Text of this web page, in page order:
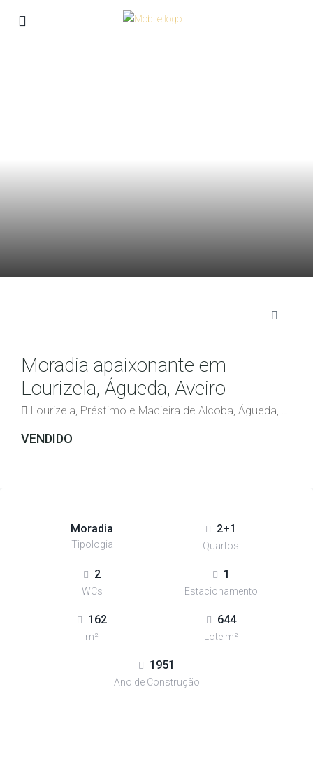
Moradia apaixonante em
Lourizela, Águeda, Aveiro
Lourizela, Préstimo e Macieira de Alcoba, Águeda, Aveiro, 3750-677, Portugal
VENDIDO
Moradia
Tipologia
2+1
Quartos
2
WCs
1
Estacionamento
162
m²
644
Lote m²
1951
Ano de Construção